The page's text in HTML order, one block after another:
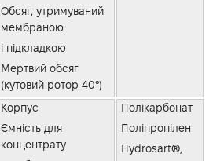
Обсяг, утримуваний
мембраною
і підкладкою
Мертвий обсяг
(кутовий ротор 40°)
Корпус
Ємність для
концентрату
Полікарбонат
Поліпропілен
Hydrosart®,